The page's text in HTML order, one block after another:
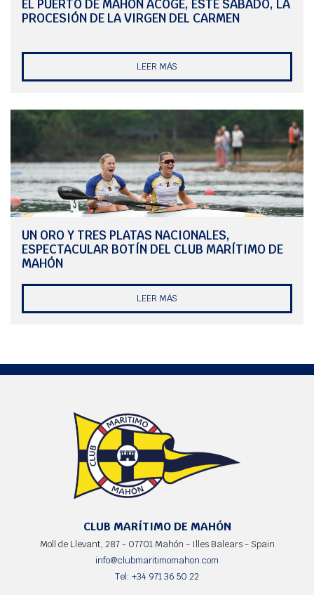
Mixto, donde el junior logró la novena plaza en la final A, mientras
que Claudia Vidal, Vinca Escandell, Dion López y Alma Rabinerson
Por su parte, Raquel Carbajo, Isaac Cordero, Joan Catchot y Cristina
Carreas, no pudieron parar a la final.
EL PUERTO DE MAHÓN ACOGE, ESTE SÁBADO, LA
PROCESIÓN DE LA VIRGEN DEL CARMEN
LEER MÁS
UN ORO Y TRES PLATAS NACIONALES,
ESPECTACULAR BOTÍN DEL CLUB MARÍTIMO DE
MAHÓN
LEER MÁS
CLUB MARÍTIMO DE MAHÓN
Moll de Llevant, 287 - 07701 Mahón - Illes Balears - Spain
info@clubmaritimomahon.com
Tel: +34 971 36 50 22